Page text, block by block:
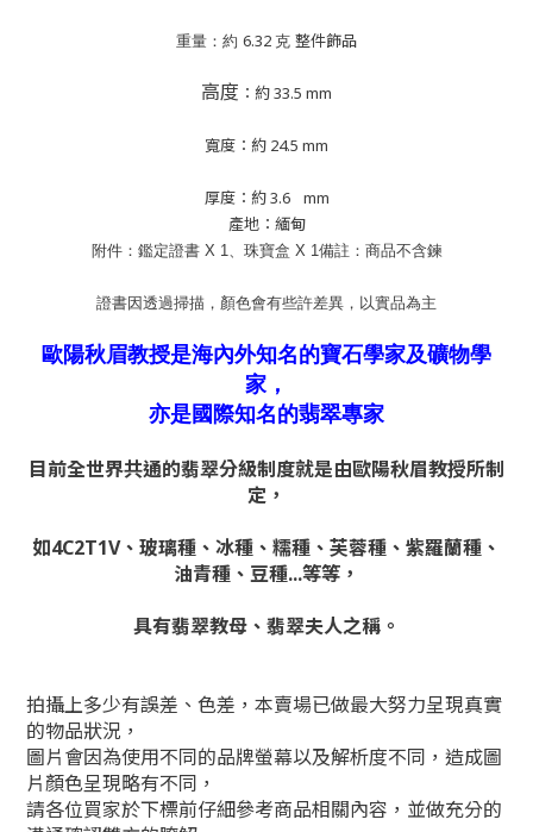
重量：約 6.32 克 整件飾品
高度 ：約 33.5 mm
寬度：約 24.5 mm
厚度：約 3.6
mm
產地：緬甸
附件：鑑定證書 X 1、珠寶盒 X 1備註：商品不含鍊
證書因透過掃描，顏色會有些許差異，以實品為主
歐陽秋眉教授是海內外知名的寶石學家及礦物學
家，
亦是國際知名的翡翠專家
目前全世界共通的翡翠分級制度就是由歐陽秋眉教授所制
定，
如4C2T1V、玻璃種、冰種、糯種、芙蓉種、紫羅蘭種、
油青種、豆種...等等，
具有翡翠教母、翡翠夫人之稱。
拍攝上多少有誤差、色差，本賣場已做最大努力呈現真實
的物品狀況，
圖片會因為使用不同的品牌螢幕以及解析度不同，造成圖
片顏色呈現略有不同，
請各位買家於下標前仔細參考商品相關內容，並做充分的